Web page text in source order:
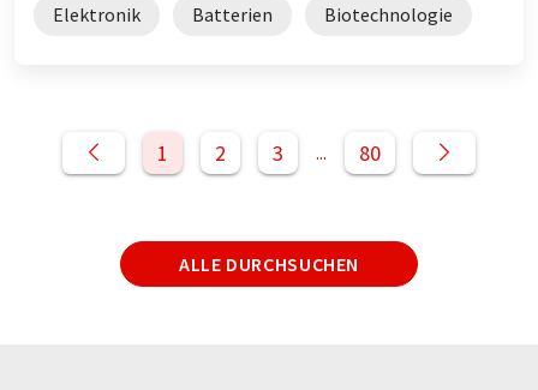
Elektronik Batterien Biotechnologie
1 2 3 ... 80
ALLE DURCHSUCHEN